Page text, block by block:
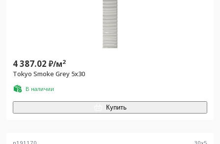
4 387.02 ₽/м2
Tokyo Smoke Grey 5x30
В наличии
Купить